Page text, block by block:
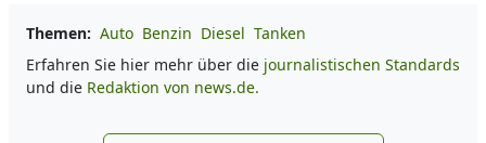
Themen: Auto Benzin Diesel Tanken
Erfahren Sie hier mehr über die journalistischen Standards
und die Redaktion von news.de.